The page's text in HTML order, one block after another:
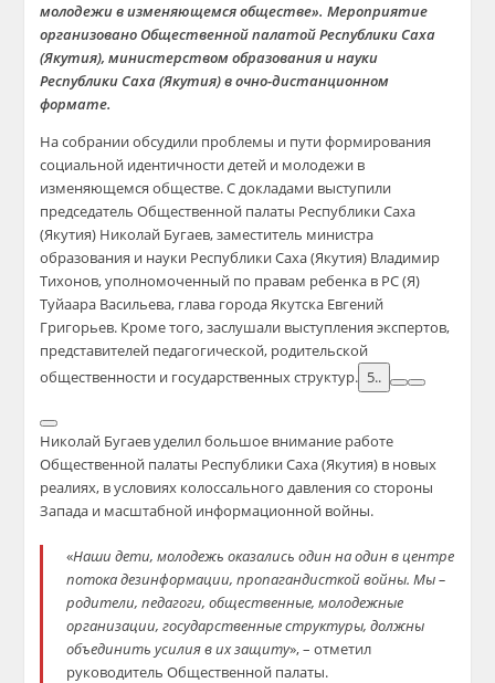
молодежи в изменяющемся обществе». Мероприятие
организовано Общественной палатой Республики Саха
(Якутия), министерством образования и науки
Республики Саха (Якутия) в очно-дистанционном
формате.
На собрании обсудили проблемы и пути формирования
социальной идентичности детей и молодежи в
изменяющемся обществе. С докладами выступили
председатель Общественной палаты Республики Саха
(Якутия) Николай Бугаев, заместитель министра
образования и науки Республики Саха (Якутия) Владимир
Тихонов, уполномоченный по правам ребенка в РС (Я)
Туйаара Васильева, глава города Якутска Евгений
Григорьев. Кроме того, заслушали выступления экспертов,
представителей педагогической, родительской
общественности и государственных структур. 5..
Николай Бугаев уделил большое внимание работе
Общественной палаты Республики Саха (Якутия) в новых
реалиях, в условиях колоссального давления со стороны
Запада и масштабной информационной войны.
«Наши дети, молодежь оказались один на один в центре
потока дезинформации, пропагандисткой войны. Мы –
родители, педагоги, общественные, молодежные
организации, государственные структуры, должны
объединить усилия в их защиту», – отметил
руководитель Общественной палаты.